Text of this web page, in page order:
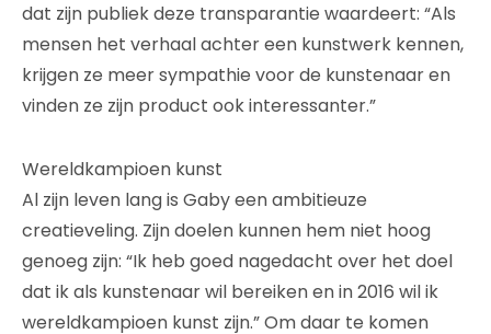
dat zijn publiek deze transparantie waardeert: “Als
mensen het verhaal achter een kunstwerk kennen,
krijgen ze meer sympathie voor de kunstenaar en
vinden ze zijn product ook interessanter.”
Wereldkampioen kunst
Al zijn leven lang is Gaby een ambitieuze
creatieveling. Zijn doelen kunnen hem niet hoog
genoeg zijn: “Ik heb goed nagedacht over het doel
dat ik als kunstenaar wil bereiken en in 2016 wil ik
wereldkampioen kunst zijn.” Om daar te komen